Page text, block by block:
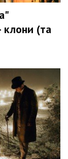
клони (та